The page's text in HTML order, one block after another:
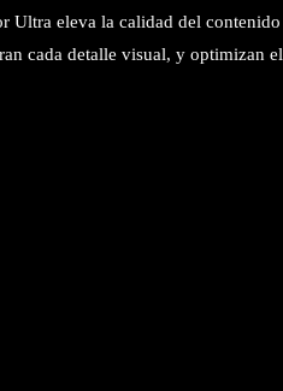
Ultra eleva la calidad del contenido
cada detalle visual, y optimizan el